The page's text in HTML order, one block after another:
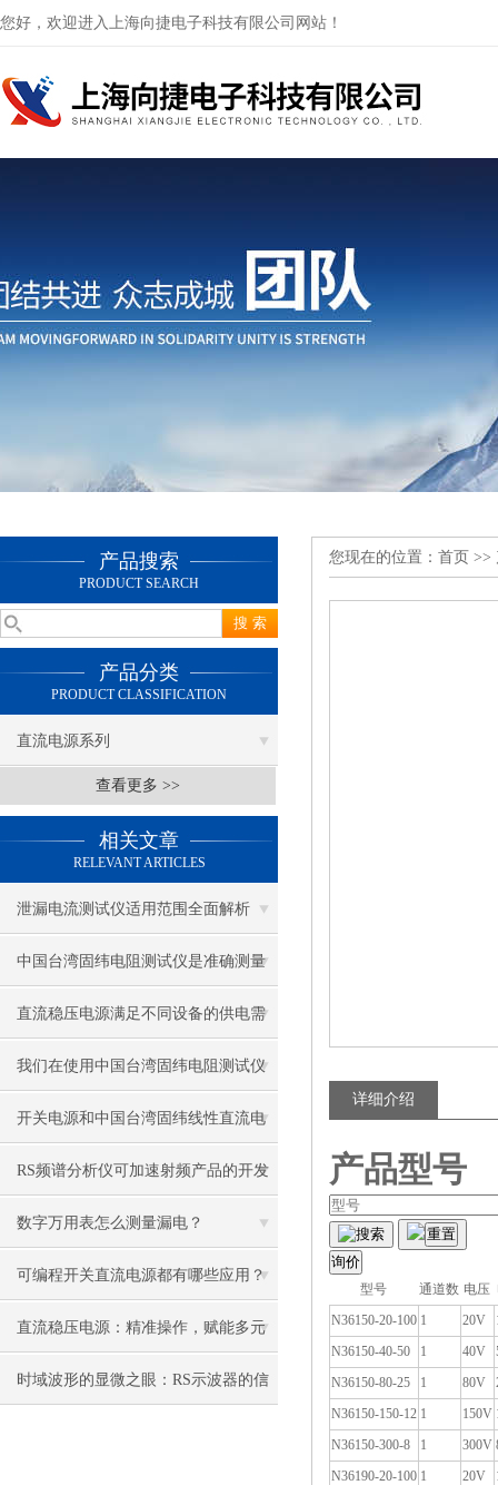
您好，欢迎进入上海向捷电子科技有限公司网站！
产品搜索
PRODUCT SEARCH
产品分类
PRODUCT CLASSIFICATION
直流电源系列
查看更多 >>
相关文章
RELEVANT ARTICLES
泄漏电流测试仪适用范围全面解析
中国台湾固纬电阻测试仪是准确测量
电阻值的关键工具
直流稳压电源满足不同设备的供电需
求
我们在使用中国台湾固纬电阻测试仪
时都需要注意些什么？
开关电源和中国台湾固纬线性直流电
源的区别在哪里？
RS频谱分析仪可加速射频产品的开发
和测试
数字万用表怎么测量漏电？
可编程开关直流电源都有哪些应用？
直流稳压电源：精准操作，赋能多元
用电场景
时域波形的显微之眼：RS示波器的信
您现在的位置： 首页 >>
详细介绍
产品型号
搜索
型号 通道数 电压
N36150-20-100 1 20V
N36150-40-50
1 40V
N36150-80-25
1 80V
N36150-150-12 1 150V
N36150-300-8
1 300V
N36190-20-100 1 20V